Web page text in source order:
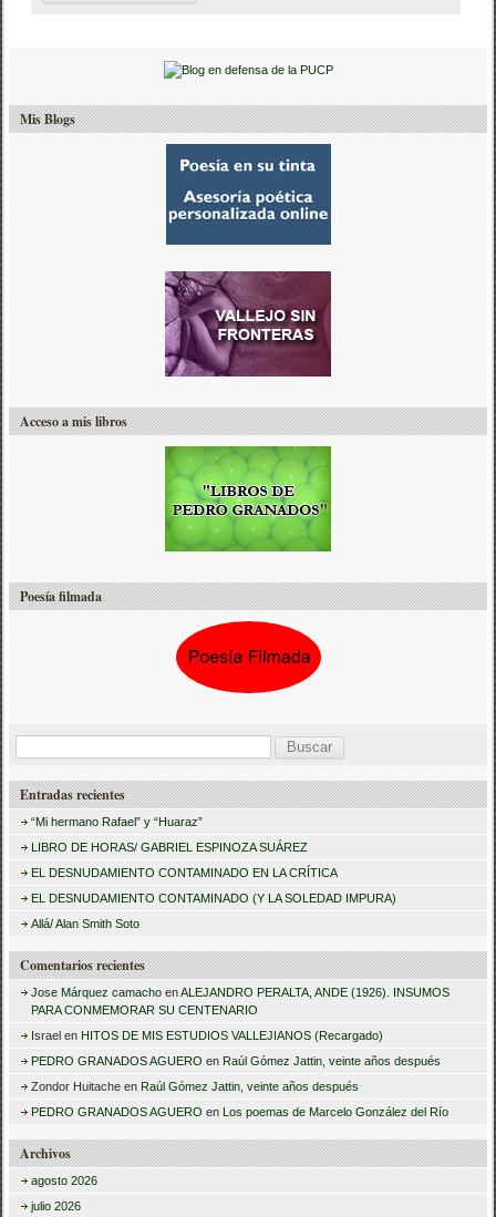
Mis Blogs
Acceso a mis libros
Poesía filmada
s
r
Entradas recientes
“Mi hermano Rafael” y “Huaraz”
LIBRO DE HORAS/ GABRIEL ESPINOZA SUÁREZ
EL DESNUDAMIENTO CONTAMINADO EN LA CRÍTICA
EL DESNUDAMIENTO CONTAMINADO (Y LA SOLEDAD IMPURA)
Allá/ Alan Smith Soto
Comentarios recientes
Jose Márquez camacho enALEJANDRO PERALTA, ANDE (1926). INSUMOS
PARA CONMEMORAR SU CENTENARIO
Israel en HITOS DE MIS ESTUDIOS VALLEJIANOS (Recargado)
PEDRO GRANADOS AGUERO en Raúl Gómez Jattin, veinte años después
Zondor Huitache en Raúl Gómez Jattin, veinte años después
PEDRO GRANADOS AGUERO en Los poemas de Marcelo González del Río
Archivos
agosto 2026
julio 2026